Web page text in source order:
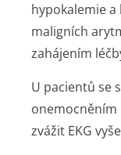
hypokalemie
maligních
zahájením
U pacientů se
onemocněním
zvážit EKG